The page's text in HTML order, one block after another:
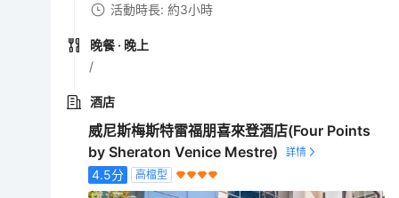
活動時長: 約3小時
晚餐 · 晚上
/
酒店
威尼斯梅斯特雷福朋喜來登酒店(Four Points
by Sheraton Venice Mestre)
4.5分 高檔型